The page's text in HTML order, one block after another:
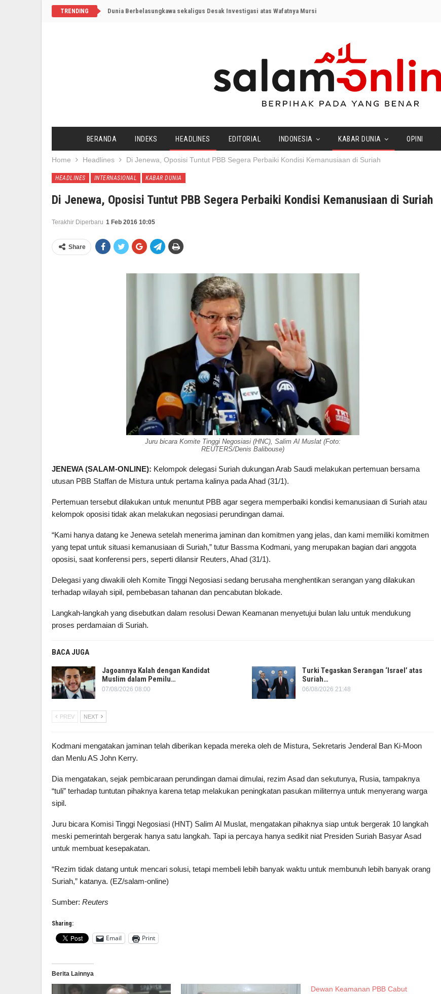
TRENDING Dunia Berbelasungkawa sekaligus Desak Investigasi atas Wafatnya Mursi
BERANDA INDEKS HEADLINES EDITORIAL INDONESIA KABAR DUNIA OPINI
Home Headlines Di Jenewa, Oposisi Tuntut PBB Segera Perbaiki Kondisi Kemanusiaan di Suriah
HEADLINES INTERNASIONAL KABAR DUNIA
Di Jenewa, Oposisi Tuntut PBB Segera Perbaiki Kondisi Kemanusiaan di Suriah
Terakhir Diperbaru 1 Feb 2016 10:05
Share
Juru bicara Komite Tinggi Negosiasi (HNC), Salim Al Muslat (Foto:
REUTERS/Denis Balibouse)
JENEWA (SALAM-ONLINE): Kelompok delegasi Suriah dukungan Arab Saudi melakukan pertemuan bersama
utusan PBB Staffan de Mistura untuk pertama kalinya pada Ahad (31/1).
Pertemuan tersebut dilakukan untuk menuntut PBB agar segera memperbaiki kondisi kemanusiaan di Suriah atau
kelompok oposisi tidak akan melakukan negosiasi perundingan damai.
“Kami hanya datang ke Jenewa setelah menerima jaminan dan komitmen yang jelas, dan kami memiliki komitmen
yang tepat untuk situasi kemanusiaan di Suriah,” tutur Bassma Kodmani, yang merupakan bagian dari anggota
oposisi, saat konferensi pers, seperti dilansir Reuters, Ahad (31/1).
Delegasi yang diwakili oleh Komite Tinggi Negosiasi sedang berusaha menghentikan serangan yang dilakukan
terhadap wilayah sipil, pembebasan tahanan dan pencabutan blokade.
Langkah-langkah yang disebutkan dalam resolusi Dewan Keamanan menyetujui bulan lalu untuk mendukung
proses perdamaian di Suriah.
BACA JUGA
Jagoannya Kalah dengan Kandidat
Muslim dalam Pemilu…
07/08/2026 08:00
Turki Tegaskan Serangan ‘Israel’ atas
Suriah…
06/08/2026 21:48
PREV NEXT
Kodmani mengatakan jaminan telah diberikan kepada mereka oleh de Mistura, Sekretaris Jenderal Ban Ki-Moon
dan Menlu AS John Kerry.
Dia mengatakan, sejak pembicaraan perundingan damai dimulai, rezim Asad dan sekutunya, Rusia, tampaknya
“tuli” terhadap tuntutan pihaknya karena tetap melakukan peningkatan pasukan militernya untuk menyerang warga
sipil.
Juru bicara Komisi Tinggi Negosiasi (HNT) Salim Al Muslat, mengatakan pihaknya siap untuk bergerak 10 langkah
meski pemerintah bergerak hanya satu langkah. Tapi ia percaya hanya sedikit niat Presiden Suriah Basyar Asad
untuk membuat kesepakatan.
“Rezim tidak datang untuk mencari solusi, tetapi membeli lebih banyak waktu untuk membunuh lebih banyak orang
Suriah,” katanya. (EZ/salam-online)
Sumber: Reuters
Sharing:
Email Print
Berita Lainnya
Dewan Keamanan PBB Cabut